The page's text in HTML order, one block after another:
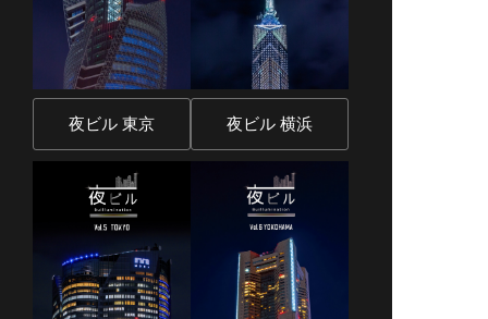
夜ビル 東京 夜ビル 横浜